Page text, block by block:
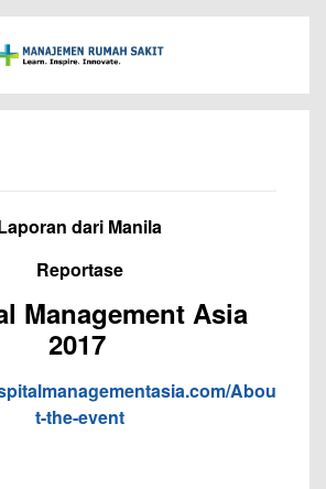
dari Manila
Reportase
Management Asia
2017
Abou
t-the-event